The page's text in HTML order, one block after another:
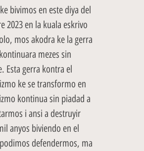
bivimos en este diya del
2023 en la kuala eskrivo
mos akodra ke la gerra
mezes sin
Esta gerra kontra el
ke se transformo en
kontinua sin piadad a
i ansi a destruyir
anyos biviendo en el
defendermos, ma